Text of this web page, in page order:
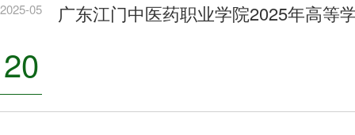
2025-05
20
广东江门中医药职业学院2025年高等